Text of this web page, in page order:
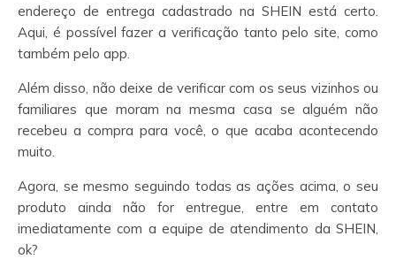
endereço de entrega cadastrado na SHEIN está certo.
Aqui, é possível fazer a verificação tanto pelo site, como
também pelo app.
Além disso, não deixe de verificar com os seus vizinhos ou
familiares que moram na mesma casa se alguém não
recebeu a compra para você, o que acaba acontecendo
muito.
Agora, se mesmo seguindo todas as ações acima, o seu
produto ainda não for entregue, entre em contato
imediatamente com a equipe de atendimento da SHEIN,
ok?